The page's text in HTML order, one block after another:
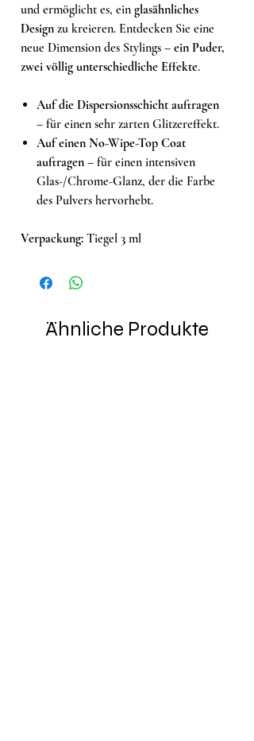
und ermöglicht es, ein glasähnliches
Design zu kreieren. Entdecken Sie eine
neue Dimension des Stylings – ein Puder,
zwei völlig unterschiedliche Effekte.
Auf die Dispersionsschicht auftragen
– für einen sehr zarten Glitzereffekt.
Auf einen No-Wipe-Top Coat
auftragen – für einen intensiven
Glas-/Chrome-Glanz, der die Farbe
des Pulvers hervorhebt.
Verpackung: Tiegel 3 ml
Ähnliche Produkte